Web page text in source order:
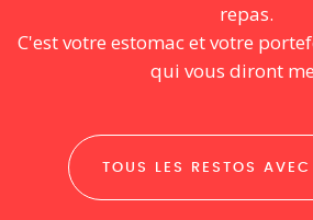
repas.
C'est votre estomac et votre
qui vous diront
TOUS LES RESTOS AVEC